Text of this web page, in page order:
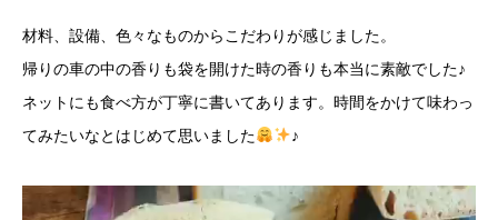
材料、設備、色々なものからこだわりが感じました。
帰りの車の中の香りも袋を開けた時の香りも本当に素敵でした♪
ネットにも食べ方が丁寧に書いてあります。時間をかけて味わっ
てみたいなとはじめて思いました
♪
動